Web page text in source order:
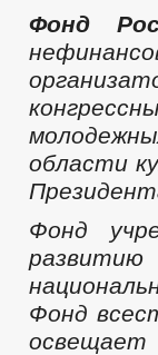
Фонд
области
Фонд
развитию
Фонд